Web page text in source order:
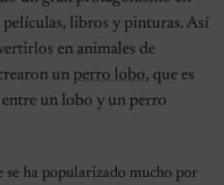
libros y pinturas. Así
en animales de
un perro lobo, que es
un lobo y un perro
ha popularizado mucho por